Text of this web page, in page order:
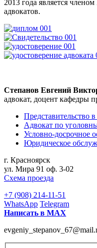
2013 года является
адвокатов.
Степанов Евгений
адвокат, доцент кафедры
Представительство в
Адвокат по
Условно-досрочное
Юридическое
г. Красноярск
ул. Мира 91 оф. 3-02
Схема проезда
+7 (908) 214-11-51
WhatsApp Telegram
Написать в МАХ